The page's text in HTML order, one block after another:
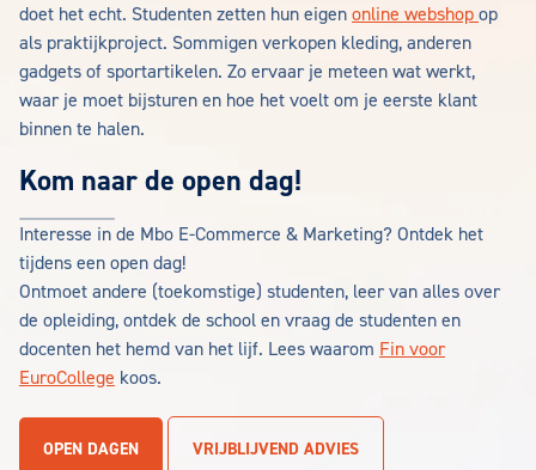
doet het echt. Studenten zetten hun eigen online webshop op
als praktijkproject. Sommigen verkopen kleding, anderen
gadgets of sportartikelen. Zo ervaar je meteen wat werkt,
waar je moet bijsturen en hoe het voelt om je eerste klant
binnen te halen.
Kom naar de open dag!
Interesse in de Mbo E-Commerce & Marketing? Ontdek het
tijdens een open dag!
Ontmoet andere (toekomstige) studenten, leer van alles over
de opleiding, ontdek de school en vraag de studenten en
docenten het hemd van het lijf. Lees waarom Fin voor
EuroCollege koos.
OPEN DAGEN VRIJBLIJVEND ADVIES